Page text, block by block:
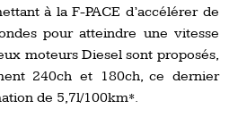
à la F-PACE d’accélérer de
pour atteindre une vitesse
moteurs Diesel sont proposés,
240ch et 180ch, ce dernier
de 5,7l/100km*.